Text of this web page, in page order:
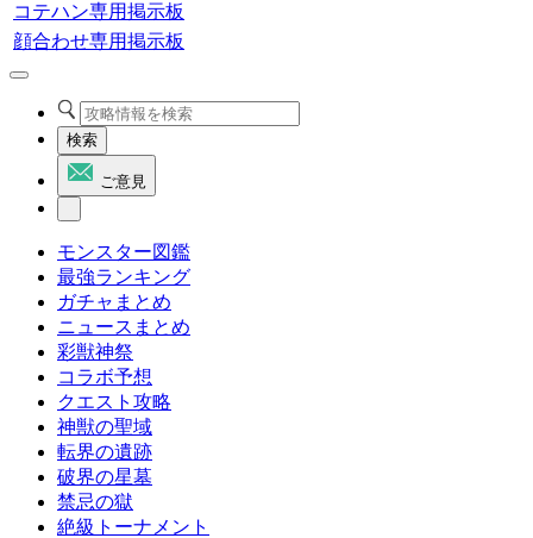
コテハン専用掲示板
顔合わせ専用掲示板
検索
ご意見
モンスター図鑑
最強ランキング
ガチャまとめ
ニュースまとめ
彩獣神祭
コラボ予想
クエスト攻略
神獣の聖域
転界の遺跡
破界の星墓
禁忌の獄
絶級トーナメント